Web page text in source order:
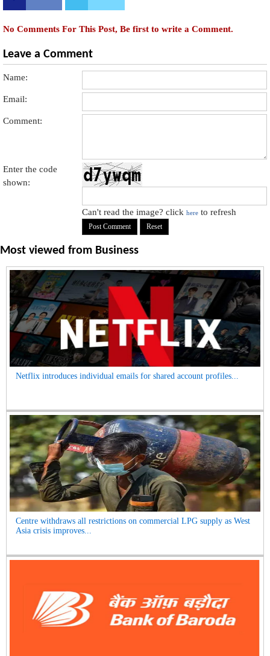
No Comments For This Post, Be first to write a Comment.
Leave a Comment
Name:
Email:
Comment:
Enter the code
shown:
Can't read the image? clickhere to refresh
Most viewed from Business
Netflix introduces individual emails for shared account profiles...
Centre withdraws all restrictions on commercial LPG supply as West
Asia crisis improves...